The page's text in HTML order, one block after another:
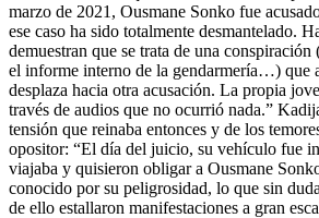
marzo de 2021, Ousmane Sonko fue
ese caso ha sido totalmente desmantelado.
demuestran que se trata de una
el informe interno de la gendarmería…) que
desplaza hacia otra acusación. La propia
través de audios que no ocurrió nada.”
tensión que reinaba entonces y de los
opositor: “El día del juicio, su vehículo fue
viajaba y quisieron obligar a Ousmane
conocido por su peligrosidad, lo que sin
de ello estallaron manifestaciones a gran